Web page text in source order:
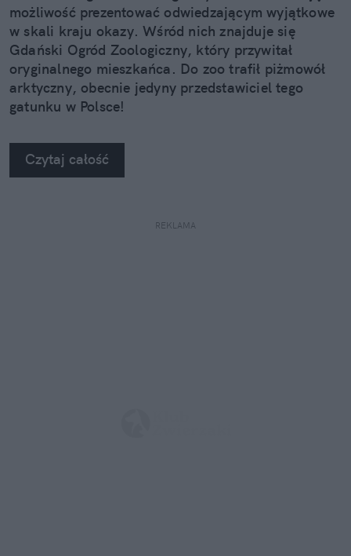
możliwość prezentować odwiedzającym wyjątkowe
w skali kraju okazy. Wśród nich znajduje się
Gdański Ogród Zoologiczny, który przywitał
oryginalnego mieszkańca. Do zoo trafił piżmowół
arktyczny, obecnie jedyny przedstawiciel tego
gatunku w Polsce!
Czytaj całość
REKLAMA